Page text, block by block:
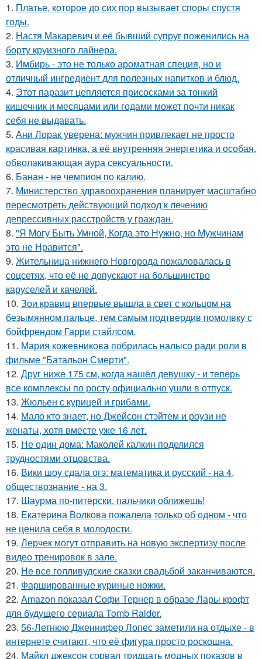
1. Платье, которое до сих пор вызывает споры спустя
годы.
2. Настя Макаревич и её бывший супруг поженились на
борту круизного лайнера.
3. Имбирь - это не только ароматная специя, но и
отличный ингредиент для полезных напитков и блюд.
4. Этот паразит цепляется присосками за тонкий
кишечник и месяцами или годами может почти никак
себя не выдавать.
5. Ани Лорак уверена: мужчин привлекает не просто
красивая картинка, а её внутренняя энергетика и особая,
обволакивающая аура сексуальности.
6. Банан - не чемпион по калию.
7. Министерство здравоохранения планирует масштабно
пересмотреть действующий подход к лечению
депрессивных расстройств у граждан.
8. "Я Могу Быть Умной, Когда это Нужно, но Мужчинам
это не Нравится".
9. Жительница нижнего Новгорода пожаловалась в
соцсетях, что её не допускают на большинство
каруселей и качелей.
10. Зои кравиц впервые вышла в свет с кольцом на
безымянном пальце, тем самым подтвердив помолвку с
бойфрендом Гарри стайлсом.
11. Мария кожевникова побрилась налысо ради роли в
фильме "Батальон Смерти".
12. Друг ниже 175 см, когда нашёл девушку - и теперь
все комплексы по росту официально ушли в отпуск.
13. Жюльен с курицей и грибами.
14. Мало кто знает, но Джейсон стэйтем и роузи не
женаты, хотя вместе уже 16 лет.
15. Не один дома: Маколей калкин поделился
трудностями отцовства.
16. Вики шоу сдала огэ: математика и русский - на 4,
обществознание - на 3.
17. Шаурма по-питерски, пальчики оближешь!
18. Екатерина Волкова пожалела только об одном - что
не ценила себя в молодости.
19. Лерчек могут отправить на новую экспертизу после
видео тренировок в зале.
20. Не все голливудские сказки свадьбой заканчиваются.
21. Фаршированные куриные ножки.
22. Amazon показал Софи Тернер в образе Лары крофт
для будущего сериала Tomb Raider.
23. 56-Летнюю Дженнифер Лопес заметили на отдыхе - в
интернете считают, что её фигура просто роскошна.
24. Майкл джексон сорвал тридцать модных показов в